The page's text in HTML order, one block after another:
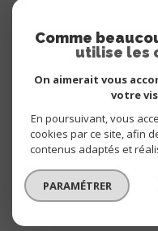
© 2026 | TOUS DROITS
NOS HONORAIRES
PLAN
NOS LIENS
Comme
utilise les
On aimerait vous
votre
En poursuivant, vous
cookies par ce site, afin
contenus adaptés et
PARAMÉTRER